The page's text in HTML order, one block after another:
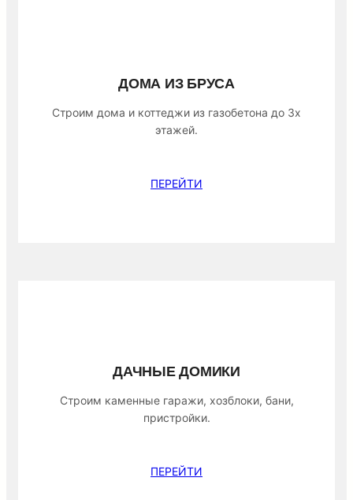
ДОМА ИЗ БРУСА
Строим дома и коттеджи из газобетона до 3х
этажей.
ПЕРЕЙТИ
ДАЧНЫЕ ДОМИКИ
Строим каменные гаражи, хозблоки, бани,
пристройки.
ПЕРЕЙТИ